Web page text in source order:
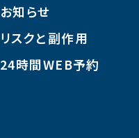
お知らせ
リスクと副作用
24時間WEB予約